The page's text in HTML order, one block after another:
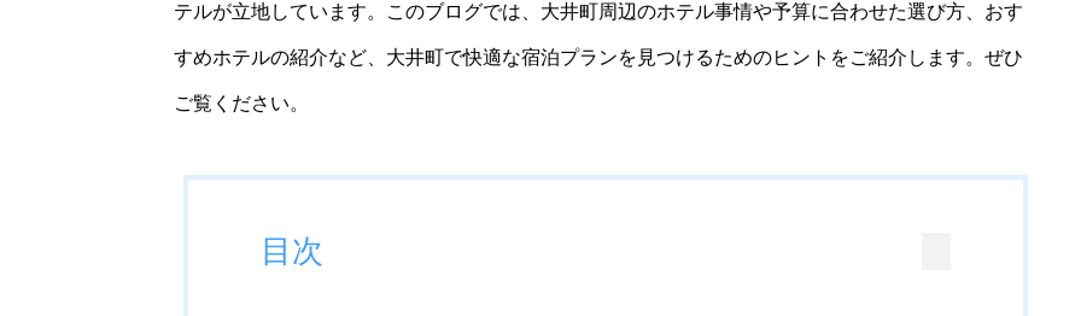
テルが立地しています。このブログでは、大井町周辺のホテル事情や予算に合わせた選び方、おす
すめホテルの紹介など、大井町で快適な宿泊プランを見つけるためのヒントをご紹介します。ぜひ
ご覧ください。
目次